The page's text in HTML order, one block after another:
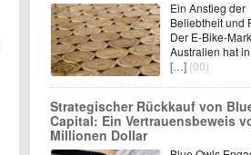
Ein Anstieg der
Beliebtheit und
Der E-Bike-
Australien hat
[…] (00)
Strategischer Rückkauf von
Capital: Ein Vertrauensbeweis
Millionen Dollar